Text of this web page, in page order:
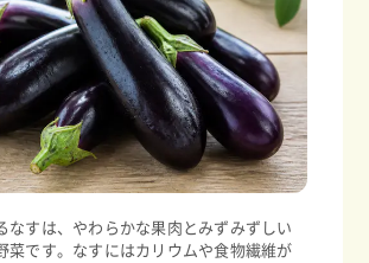
なすは、やわらかな果肉とみずみずしい
菜です。なすにはカリウムや食物繊維が